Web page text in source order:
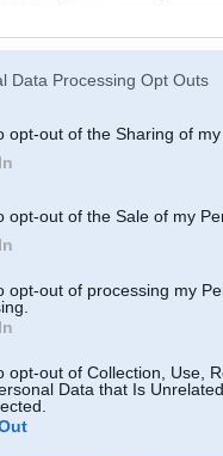
Data Processing Opt Outs
opt-out of the Sharing of my
opt-out of the Sale of my
opt-out of processing my
opt-out of Collection, Use,
Data that Is
ko noziimee
ko noziimee
kolhozs?